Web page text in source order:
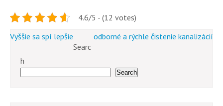
4.6/5 - (12 votes)
Post
Vyššie sa spí lepšie
odborné a rýchle čistenie kanalizácií
Searc
h
Search